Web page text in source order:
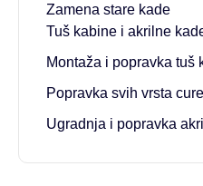
Zamena stare kade
Tuš kabine i akrilne
Montaža i popravka tuš
Popravka svih vrsta
Ugradnja i popravka